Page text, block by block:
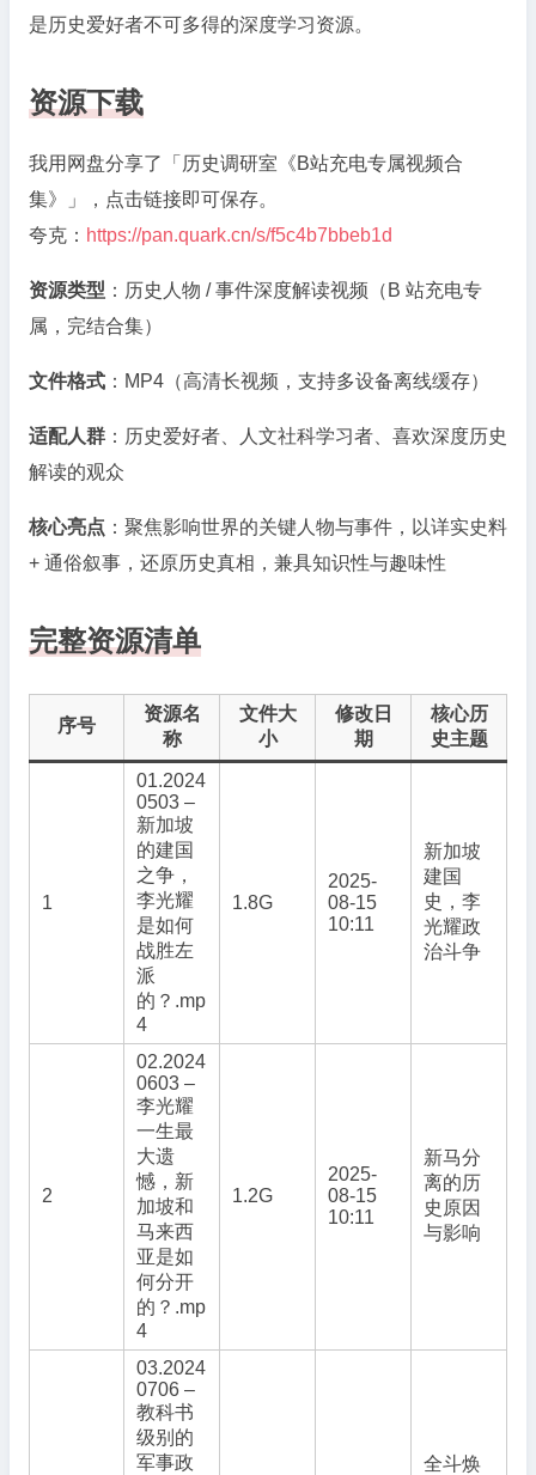
是历史爱好者不可多得的深度学习资源。
资源下载
我用网盘分享了「历史调研室《B站充电专属视频合
集》」，点击链接即可保存。
夸克： https://pan.quark.cn/s/f5c4b7bbeb1d
资源类型 ：历史人物 / 事件深度解读视频（B 站充电专
属，完结合集）
文件格式 ：MP4（高清长视频，支持多设备离线缓存）
适配人群 ：历史爱好者、人文社科学习者、喜欢深度历史
解读的观众
核心亮点 ：聚焦影响世界的关键人物与事件，以详实史料
+ 通俗叙事，还原历史真相，兼具知识性与趣味性
完整资源清单
序号
资源名
称
文件大
小
修改日
期
核心历
史主题
1
01.2024
0503 –
新加坡
的建国
之争，
李光耀
是如何
战胜左
派
的？.mp
4
1.8G
2025-
08-15
10:11
新加坡
建国
史，李
光耀政
治斗争
2
02.2024
0603 –
李光耀
一生最
大遗
憾，新
加坡和
马来西
亚是如
何分开
的？.mp
4
1.2G
2025-
08-15
10:11
新马分
离的历
史原因
与影响
03.2024
0706 –
教科书
级别的
军事政
全斗焕